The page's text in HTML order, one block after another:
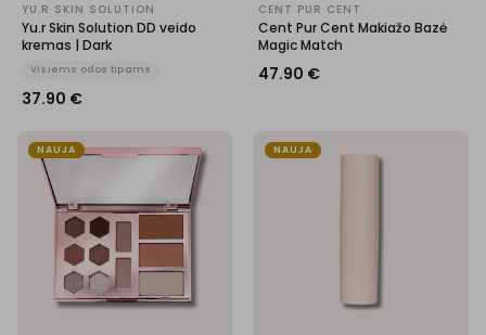
YU.R SKIN SOLUTION
Yu.r Skin Solution DD veido
kremas | Dark
Visiems odos tipams
37.90 €
CENT PUR CENT
Cent Pur Cent Makiažo Bazė
Magic Match
47.90 €
NAUJA NAUJA